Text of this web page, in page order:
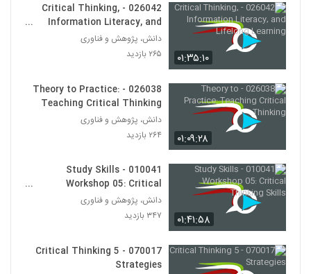
23
030023 - تفکر انتقادی (سری اول)
۵۷۳ بازدید
030024 - تفکر انتقادی (سری اول)
030025 - تفکر انتقادی (سری اول)
۴۸۸ بازدید
030026 - تفکر انتقادی (سری اول)
۰۱:۳۵:۱۰
026042 - Critical Thinking,
Information Literacy, and
Lifelong Learning
دانش، پژوهش و فناوری
۲۶۵ بازدید
۰۱:۰۹:۲۸
026038 - Theory to Practice:
Teaching Critical Thinking
دانش، پژوهش و فناوری
۲۶۴ بازدید
۰۱:۴۱:۵۸
010041 - Study Skills
Workshop 05: Critical
Thinking Skills
دانش، پژوهش و فناوری
۳۴۷ بازدید
070017 - 5 Critical Thinking
Strategies